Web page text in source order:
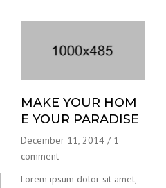
MAKE YOUR HOM
E YOUR PARADISE
December 11, 2014 / 1
comment
Lorem ipsum dolor sit amet,